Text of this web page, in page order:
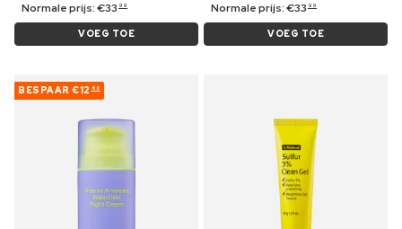
Normale prijs:€33 99
VOEG TOE
Normale prijs:€33 99
VOEG TOE
BESPAAR €12 68